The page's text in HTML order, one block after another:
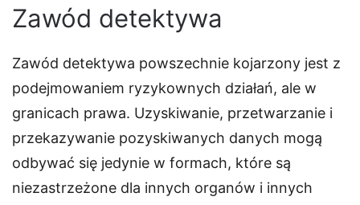
Zawód detektywa
Zawód detektywa powszechnie kojarzony jest z
podejmowaniem ryzykownych działań, ale w
granicach prawa. Uzyskiwanie, przetwarzanie i
przekazywanie pozyskiwanych danych mogą
odbywać się jedynie w formach, które są
niezastrzeżone dla innych organów i innych